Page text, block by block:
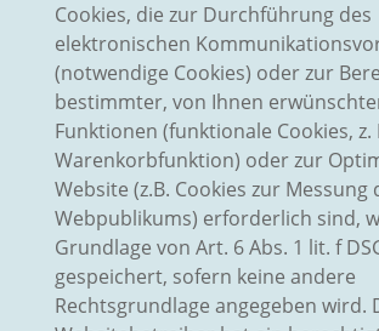
Cookies, die zur Durchführung des
elektronischen
(notwendige Cookies) oder zur
bestimmter, von Ihnen
Funktionen (funktionale Cookies, z.
Warenkorbfunktion) oder zur
Website (z.B. Cookies zur Messung
Webpublikums) erforderlich sind,
Grundlage von Art. 6 Abs. 1 lit. f
gespeichert, sofern keine andere
Rechtsgrundlage angegeben wird.